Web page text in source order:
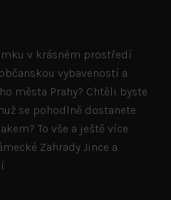
v krásném prostředí
vybaveností a
města Prahy? Chtěli byste
se pohodlně dostanete
To vše a ještě více
Zahrady Jince a